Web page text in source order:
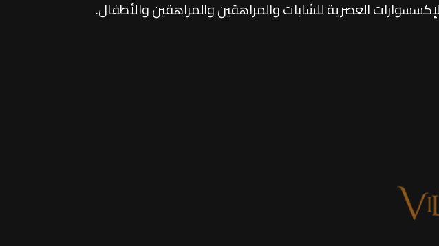
العصرية للشابات والمراهقين والمراهقين والأطفال.